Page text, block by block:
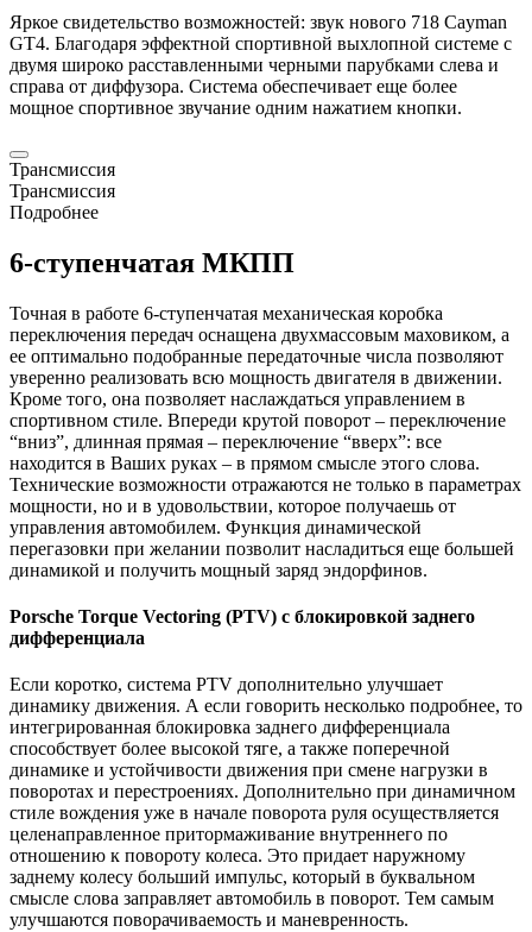
Яркое свидетельство возможностей: звук нового 718 Cayman
GT4. Благодаря эффектной спортивной выхлопной системе с
двумя широко расставленными черными парубками слева и
справа от диффузора. Система обеспечивает еще более
мощное спортивное звучание одним нажатием кнопки.
Трансмиссия
Трансмиссия
Подробнее
6-ступенчатая МКПП
Точная в работе 6-ступенчатая механическая коробка
переключения передач оснащена двухмассовым маховиком, а
ее оптимально подобранные передаточные числа позволяют
уверенно реализовать всю мощность двигателя в движении.
Кроме того, она позволяет наслаждаться управлением в
спортивном стиле. Впереди крутой поворот – переключение
“вниз”, длинная прямая – переключение “вверх”: все
находится в Ваших руках – в прямом смысле этого слова.
Технические возможности отражаются не только в параметрах
мощности, но и в удовольствии, которое получаешь от
управления автомобилем. Функция динамической
перегазовки при желании позволит насладиться еще большей
динамикой и получить мощный заряд эндорфинов.
Porsche Torque Vectoring (PTV) с блокировкой заднего
дифференциала
Если коротко, система PTV дополнительно улучшает
динамику движения. А если говорить несколько подробнее, то
интегрированная блокировка заднего дифференциала
способствует более высокой тяге, а также поперечной
динамике и устойчивости движения при смене нагрузки в
поворотах и перестроениях. Дополнительно при динамичном
стиле вождения уже в начале поворота руля осуществляется
целенаправленное притормаживание внутреннего по
отношению к повороту колеса. Это придает наружному
заднему колесу больший импульс, который в буквальном
смысле слова заправляет автомобиль в поворот. Тем самым
улучшаются поворачиваемость и маневренность.